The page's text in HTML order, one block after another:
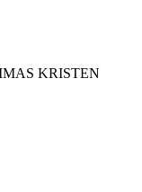
KRISTEN